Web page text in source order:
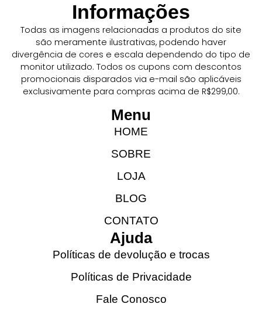
Informações
Todas as imagens relacionadas a produtos do site
são meramente ilustrativas, podendo haver
divergência de cores e escala dependendo do tipo de
monitor utilizado. Todos os cupons com descontos
promocionais disparados via e-mail são aplicáveis
exclusivamente para compras acima de R$299,00.
Menu
HOME
SOBRE
LOJA
BLOG
CONTATO
Ajuda
Políticas de devolução e trocas
Políticas de Privacidade
Fale Conosco